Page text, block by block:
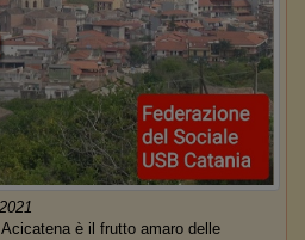
è il frutto amaro delle